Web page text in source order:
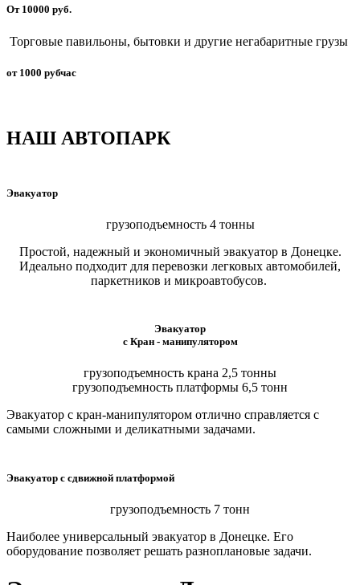
От 10000 руб.
Торговые павильоны, бытовки и другие негабаритные грузы
от 1000 рубчас
НАШ АВТОПАРК
Эвакуатор
грузоподъемность 4 тонны
Простой, надежный и экономичный эвакуатор в Донецке.
Идеально подходит для перевозки легковых автомобилей,
паркетников и микроавтобусов.
Эвакуатор
с Кран - манипулятором
грузоподъемность крана 2,5 тонны
грузоподъемность платформы 6,5 тонн
Эвакуатор с кран-манипулятором отлично справляется с
самыми сложными и деликатными задачами.
Эвакуатор с сдвижной платформой
грузоподъемность 7 тонн
Наиболее универсальный эвакуатор в Донецке. Его
оборудование позволяет решать разноплановые задачи.